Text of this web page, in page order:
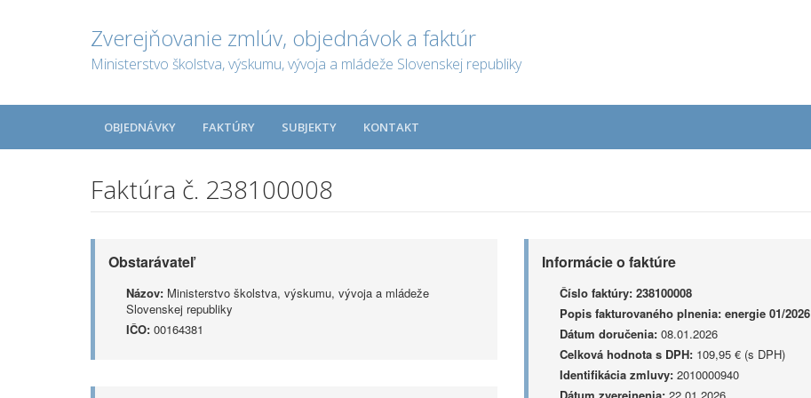
Zverejňovanie zmlúv, objednávok a faktúr
Ministerstvo školstva, výskumu, vývoja a mládeže Slovenskej republiky
OBJEDNÁVKY FAKTÚRY SUBJEKTY KONTAKT
Faktúra č. 238100008
Obstarávateľ
Názov: Ministerstvo školstva, výskumu, vývoja a mládeže
Slovenskej republiky
IČO: 00164381
Informácie o faktúre
Číslo faktúry: 238100008
Popis fakturovaného plnenia: energie 01/2026
Dátum doručenia:08.01.2026
Celková hodnota s DPH:109,95 € (s DPH)
Identifikácia zmluvy:2010000940